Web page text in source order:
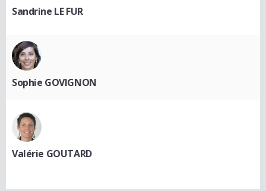
Sandrine LE FUR
Sophie GOVIGNON
Valérie GOUTARD